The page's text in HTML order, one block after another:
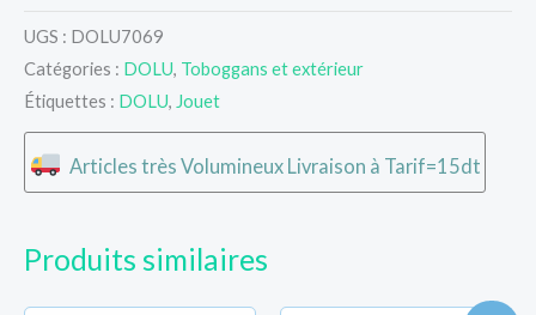
UGS : DOLU7069
Catégories : DOLU, Toboggans et extérieur
Étiquettes : DOLU, Jouet
Articles très Volumineux Livraison à Tarif=15dt
Produits similaires